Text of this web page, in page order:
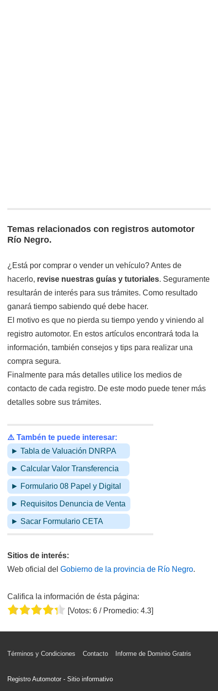
Temas relacionados con registros automotor
Río Negro.
¿Está por comprar o vender un vehículo? Antes de
hacerlo, revise nuestras guías y tutoriales. Seguramente
resultarán de interés para sus trámites. Como resultado
ganará tiempo sabiendo qué debe hacer.
El motivo es que no pierda su tiempo yendo y viniendo al
registro automotor. En estos artículos encontrará toda la
información, también consejos y tips para realizar una
compra segura.
Finalmente para más detalles utilice los medios de
contacto de cada registro. De este modo puede tener más
detalles sobre sus trámites.
⚠️ Tambén te puede interesar:
► Tabla de Valuación DNRPA
► Calcular Valor Transferencia
► Formulario 08 Papel y Digital
► Requisitos Denuncia de Venta
► Sacar Formulario CETA
Sitios de interés:
Web oficial del Gobierno de la provincia de Río Negro.
Califica la información de ésta página:
[Votos: 6 / Promedio: 4.3]
Menú
pie
Términos y Condiciones Contacto Informe de Dominio Gratris
Registro Automotor - Sitio informativo